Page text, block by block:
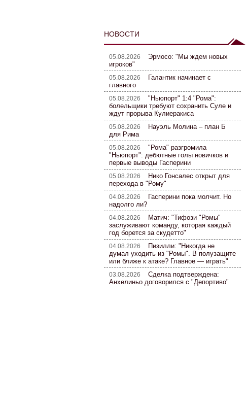
НОВОСТИ
05.08.2026 Эрмосо: "Мы ждем новых
игроков"
05.08.2026
Галантик начинает с
главного
05.08.2026 "Ньюпорт" 1:4 "Рома":
болельщики требуют сохранить Суле и
ждут прорыва Кулиеракиса
05.08.2026
Науэль Молина – план Б
для Рима
05.08.2026 "Рома" разгромила
"Ньюпорт": дебютные голы новичков и
первые выводы Гасперини
05.08.2026
Нико Гонсалес открыт для
перехода в "Рому"
04.08.2026
Гасперини пока молчит. Но
надолго ли?
04.08.2026
Матич: "Тифози "Ромы"
заслуживают команду, которая каждый
год борется за скудетто"
04.08.2026
Пизилли: "Никогда не
думал уходить из "Ромы". В полузащите
или ближе к атаке? Главное — играть"
03.08.2026 Сделка подтверждена:
Анхелиньо договорился с "Депортиво"